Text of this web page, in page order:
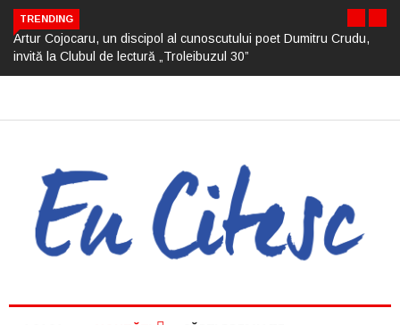
TRENDING
Artur Cojocaru, un discipol al cunoscutului poet Dumitru Crudu,
invită la Clubul de lectură „Troleibuzul 30”